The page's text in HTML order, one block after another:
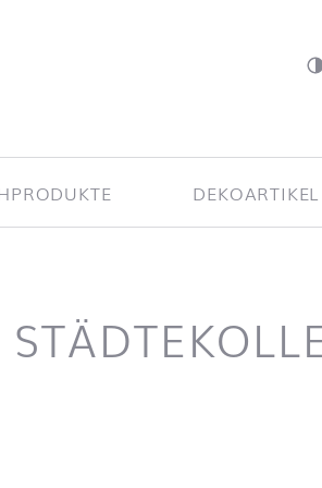
DEKOARTIKEL